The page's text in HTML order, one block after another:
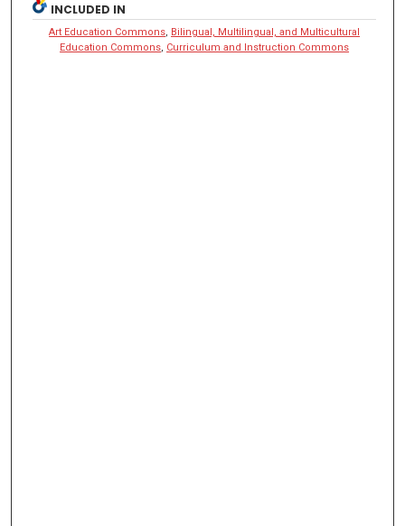
INCLUDED IN
Art Education Commons, Bilingual, Multilingual, and Multicultural
Education Commons, Curriculum and Instruction Commons